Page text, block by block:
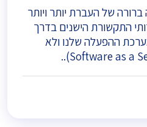
של העברת יותר ויותר
התקשורת הישנים בדרך
ההפעלה שלנו ולא